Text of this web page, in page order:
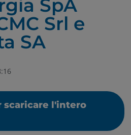
SpA
Srl e
SA
scaricare l'intero